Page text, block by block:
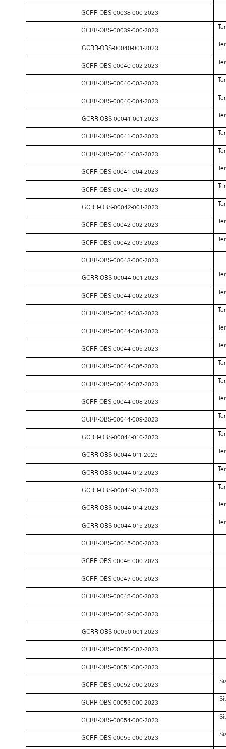
GCRR-OBS-00038-000-2023
GCRR-OBS-00039-000-2023
GCRR-OBS-00040-001-2023
GCRR-OBS-00040-002-2023
GCRR-OBS-00040-003-2023
GCRR-OBS-00040-004-2023
GCRR-OBS-00041-001-2023
GCRR-OBS-00041-002-2023
GCRR-OBS-00041-003-2023
GCRR-OBS-00041-004-2023
GCRR-OBS-00041-005-2023
GCRR-OBS-00042-001-2023
GCRR-OBS-00042-002-2023
GCRR-OBS-00042-003-2023
GCRR-OBS-00043-000-2023
GCRR-OBS-00044-001-2023
GCRR-OBS-00044-002-2023
GCRR-OBS-00044-003-2023
GCRR-OBS-00044-004-2023
GCRR-OBS-00044-005-2023
GCRR-OBS-00044-006-2023
GCRR-OBS-00044-007-2023
GCRR-OBS-00044-008-2023
GCRR-OBS-00044-009-2023
GCRR-OBS-00044-010-2023
GCRR-OBS-00044-011-2023
GCRR-OBS-00044-012-2023
GCRR-OBS-00044-013-2023
GCRR-OBS-00044-014-2023
GCRR-OBS-00044-015-2023
GCRR-OBS-00045-000-2023
GCRR-OBS-00046-000-2023
GCRR-OBS-00047-000-2023
GCRR-OBS-00048-000-2023
GCRR-OBS-00049-000-2023
GCRR-OBS-00050-001-2023
GCRR-OBS-00050-002-2023
GCRR-OBS-00051-000-2023
GCRR-OBS-00052-000-2023
GCRR-OBS-00053-000-2023
GCRR-OBS-00054-000-2023
GCRR-OBS-00055-000-2023